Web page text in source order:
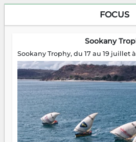
FOCUS
Sookany
Sookany Trophy, du 17 au 19 juillet